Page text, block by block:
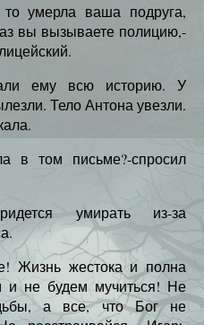
умерла ваша подруга,
вы вызываете полицию,-
ему всю историю. У
Тело Антона увезли.
в том письме?-спросил
умирать из-за
Жизнь жестока и полна
не будем мучиться! Не
а все, что Бог не